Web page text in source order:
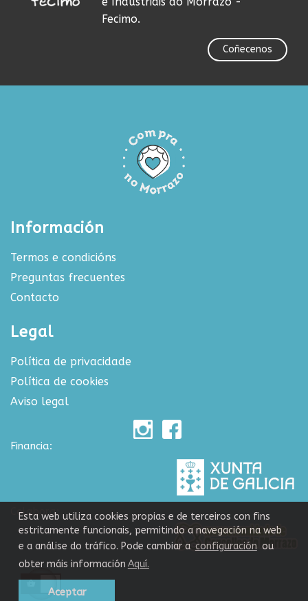
Fecimo.
Coñecenos
Información
Termos e condicións
Preguntas frecuentes
Contacto
Legal
Política de privacidade
Política de cookies
Aviso legal
Financia:
Colabora:
Esta web utiliza cookies propias e de terceiros con fins
estritamente funcionais, permitindo a navegación na web
e a análise do tráfico. Pode cambiar a configuración ou
obter máis información Aquí.
Aceptar